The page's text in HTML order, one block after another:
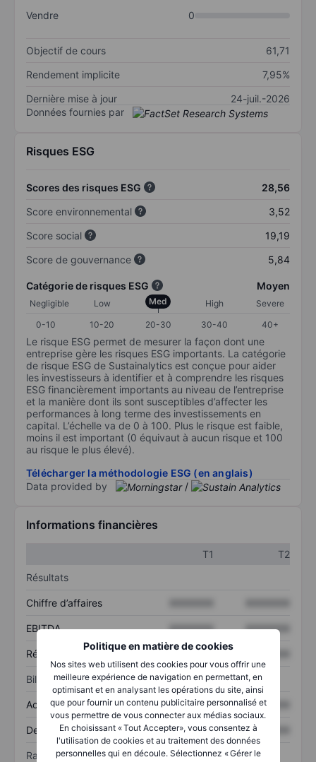
Politique en matière de cookies
Nos sites web utilisent des cookies pour vous offrir une
meilleure expérience de navigation en permettant, en
optimisant et en analysant les opérations du site, ainsi
que pour fournir un contenu publicitaire personnalisé et
vous permettre de vous connecter aux médias sociaux.
En choisissant « Tout Accepter», vous consentez à
l'utilisation de cookies et au traitement des données
personnelles qui en découle. Sélectionnez « Gérer le
Vendre
0
Objectif de cours
61,71
Rendement implicite
7,95%
Dernière mise à jour
24-juil.-2026
Données fournies par
Risques ESG
Scores des risques ESG
28,56
Score environnemental
3,52
Score social
19,19
Score de gouvernance
5,84
Catégorie de risques ESG Moyen
Negligible Low Med High
Severe
0-10
10-20 20-30 30-40 40+
Le risque ESG permet de mesurer la façon dont une
entreprise gère les risques ESG importants. La catégorie
de risque ESG de Sustainalytics est conçue pour aider
les investisseurs à identifier et à comprendre les risques
ESG financièrement importants au niveau de l’entreprise
et la manière dont ils sont susceptibles d’affecter les
performances à long terme des investissements en
capital. L’échelle va de 0 à 100. Plus le risque est faible,
moins il est important (0 équivaut à aucun risque et 100
au risque le plus élevé).
Télécharger la méthodologie ESG (en anglais)
Data provided by
/
Informations financières
T1
T2
Résultats
Chiffre d’affaires
EBITDA XXXXXXX XXXXXXX
Résultat net XXXXXXX
Bilan
Actif total XXXXXXX XXXXXXX
Dette totale XXXXXXX XXXXXXX
Ratios